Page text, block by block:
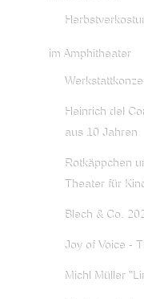
im Amphitheater
Heinrich del
aus 10 Jahren
Rotkäppchen
Theater für
Blech & Co.
Joy of Voice -
Michl Müller